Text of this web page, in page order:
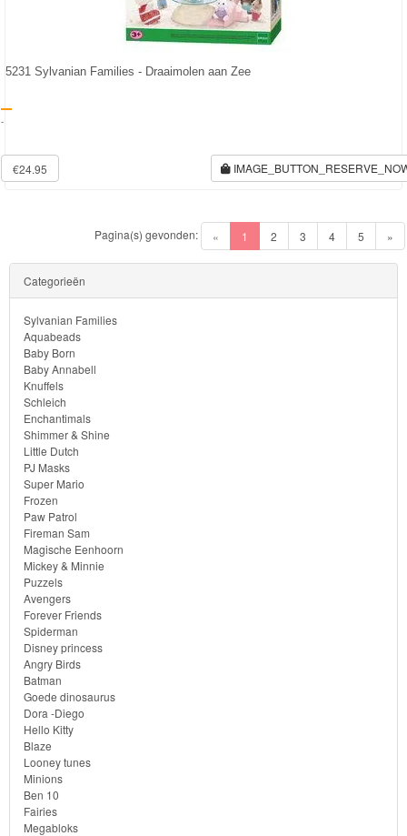
5231 Sylvanian Families - Draaimolen aan Zee
-
€24.95
« 1 (current)
2 3 4 5 »
Pagina(s) gevonden:
Categorieën
Sylvanian Families
Aquabeads
Baby Born
Baby Annabell
Knuffels
Schleich
Enchantimals
Shimmer & Shine
Little Dutch
PJ Masks
Super Mario
Frozen
Paw Patrol
Fireman Sam
Magische Eenhoorn
Mickey & Minnie
Puzzels
Avengers
Forever Friends
Spiderman
Disney princess
Angry Birds
Batman
Goede dinosaurus
Dora -Diego
Hello Kitty
Blaze
Looney tunes
Minions
Ben 10
Fairies
Megabloks